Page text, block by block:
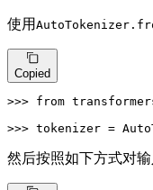
使用
Copied
>>> from
>>> tokenizer =
然后按照如下方式对输